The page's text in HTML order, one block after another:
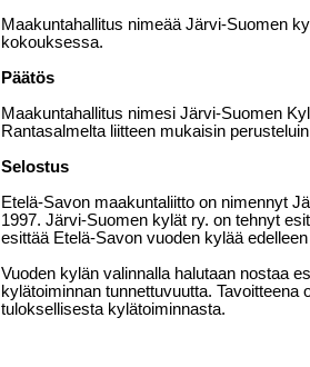
Maakuntahallitus nimeää Järvi-Suomen
kokouksessa.
Päätös
Maakuntahallitus nimesi Järvi-Suomen
Rantasalmelta liitteen mukaisin
Selostus
Etelä-Savon maakuntaliitto on nimennyt
1997. Järvi-Suomen kylät ry. on tehnyt
esittää Etelä-Savon vuoden kylää
Vuoden kylän valinnalla halutaan nostaa
kylätoiminnan tunnettuvuutta.
tuloksellisesta kylätoiminnasta.